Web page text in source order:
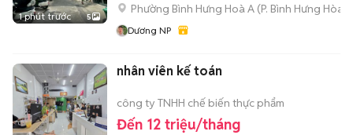
1 phút trước 5
Phường Bình Hưng Hoà A (P. Bình Hưng Hòa
Dương NP
nhân viên kế toán
công ty TNHH chế biến thực phẩm
Đến 12 triệu/tháng